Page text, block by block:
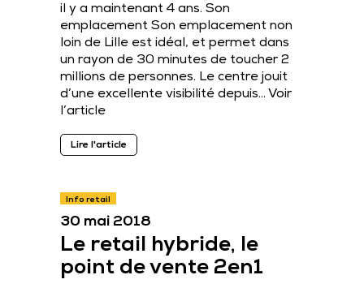
il y a maintenant 4 ans. Son
emplacement Son emplacement non
loin de Lille est idéal, et permet dans
un rayon de 30 minutes de toucher 2
millions de personnes. Le centre jouit
d’une excellente visibilité depuis… Voir
l’article
Lire l'article
Info retail
30 mai 2018
Le retail hybride, le
point de vente 2en1